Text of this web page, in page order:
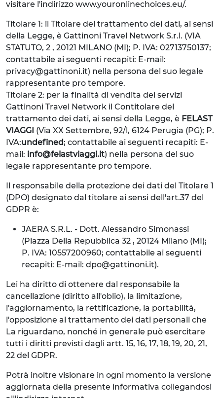
visitare l'indirizzo www.youronlinechoices.eu/.
Titolare 1: il Titolare del trattamento dei dati, ai sensi
della Legge, è Gattinoni Travel Network S.r.l. (VIA
STATUTO, 2 , 20121 MILANO (MI); P. IVA: 02713750137;
contattabile ai seguenti recapiti: E-mail:
privacy@gattinoni.it) nella persona del suo legale
rappresentante pro tempore.
Titolare 2: per la finalità di vendita dei servizi
Gattinoni Travel Network il Contitolare del
trattamento dei dati, ai sensi della Legge, è FELAST
VIAGGI (Via XX Settembre, 92/l, 6124 Perugia (PG); P.
IVA:undefined; contattabile ai seguenti recapiti: E-
mail: info@felastviaggi.it) nella persona del suo
legale rappresentante pro tempore.
Il responsabile della protezione dei dati del Titolare 1
(DPO) designato dal titolare ai sensi dell'art.37 del
GDPR è:
JAERA S.R.L. - Dott. Alessandro Simonassi
(Piazza Della Repubblica 32 , 20124 Milano (MI);
P. IVA: 10557200960; contattabile ai seguenti
recapiti: E-mail: dpo@gattinoni.it).
Lei ha diritto di ottenere dal responsabile la
cancellazione (diritto all'oblio), la limitazione,
l'aggiornamento, la rettificazione, la portabilità,
l'opposizione al trattamento dei dati personali che
La riguardano, nonché in generale può esercitare
tutti i diritti previsti dagli artt. 15, 16, 17, 18, 19, 20, 21,
22 del GDPR.
Potrà inoltre visionare in ogni momento la versione
aggiornata della presente informativa collegandosi